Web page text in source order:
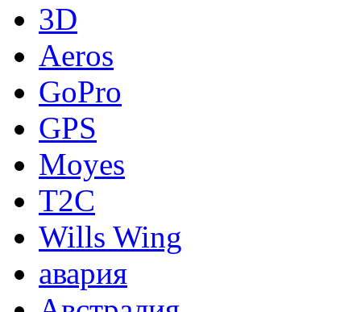
3D
Aeros
GoPro
GPS
Moyes
T2C
Wills Wing
авария